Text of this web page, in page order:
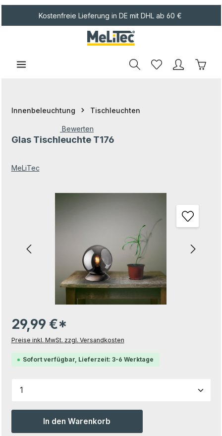
Kostenfreie Lieferung in DE mit DHL ab 60 €
Innenbeleuchtung Tischleuchten
Durchschnittliche Bewertung von 0 von 5 Sternen
Bewerten
Glas Tischleuchte T176
MeLiTec
29,99 €*
Preise inkl. MwSt. zzgl. Versandkosten
Sofort verfügbar, Lieferzeit: 3-6 Werktage
Produkt Anzahl: Gib den gewünschten Wert ein
In den Warenkorb